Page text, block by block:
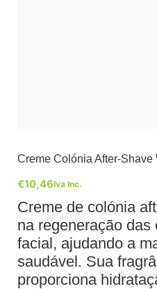
Creme Colónia After-Shave
€10,46Iva Inc.
Creme de colónia
na regeneração das
facial, ajudando a
saudável. Sua
proporciona